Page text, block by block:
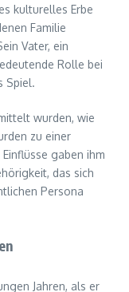
kulturelles Erbe
Familie
Vater, ein
Rolle bei
Spiel.
wurden, wie
zu einer
gaben ihm
das sich
Persona
Jahren, als er